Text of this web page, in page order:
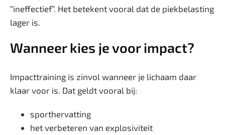
“ineffectief”. Het betekent vooral dat de piekbelasting
lager is.
Wanneer kies je voor impact?
Impacttraining is zinvol wanneer je lichaam daar
klaar voor is. Dat geldt vooral bij:
sporthervatting
het verbeteren van explosiviteit